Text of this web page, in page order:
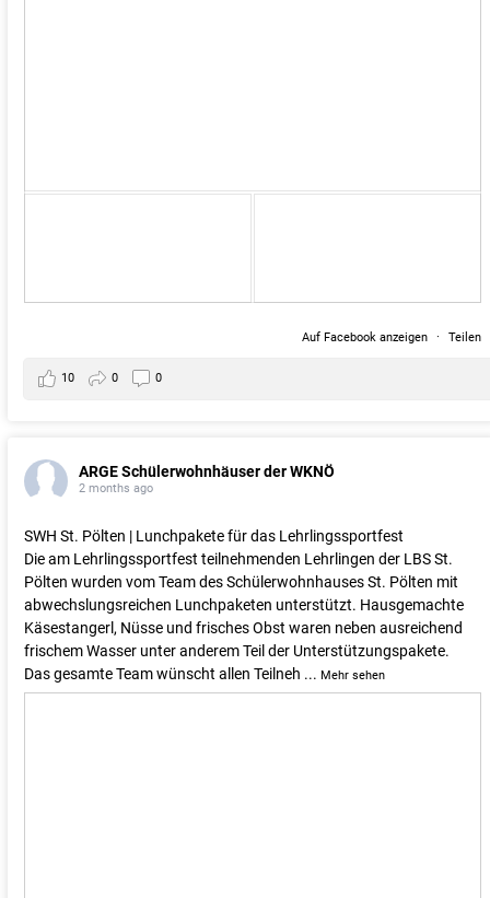
Auf Facebook anzeigen · Teilen
10 0 0
ARGE Schülerwohnhäuser der WKNÖ
2 months ago
SWH St. Pölten | Lunchpakete für das Lehrlingssportfest
Die am Lehrlingssportfest teilnehmenden Lehrlingen der LBS St.
Pölten wurden vom Team des Schülerwohnhauses St. Pölten mit
abwechslungsreichen Lunchpaketen unterstützt. Hausgemachte
Käsestangerl, Nüsse und frisches Obst waren neben ausreichend
frischem Wasser unter anderem Teil der Unterstützungspakete.
Das gesamte Team wünscht allen Teilneh ... Mehr sehen